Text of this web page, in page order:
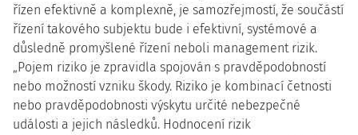
řízen efektivně a komplexně, je samozřejmostí, že součástí
řízení takového subjektu bude i efektivní, systémové a
důsledně promyšlené řízení neboli management rizik.
„Pojem riziko je zpravidla spojován s pravděpodobností
nebo možností vzniku škody. Riziko je kombinací četnosti
nebo pravděpodobnosti výskytu určité nebezpečné
události a jejich následků. Hodnocení rizik